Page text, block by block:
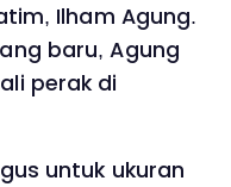
Ilham Agung.
baru, Agung
perak di
untuk ukuran